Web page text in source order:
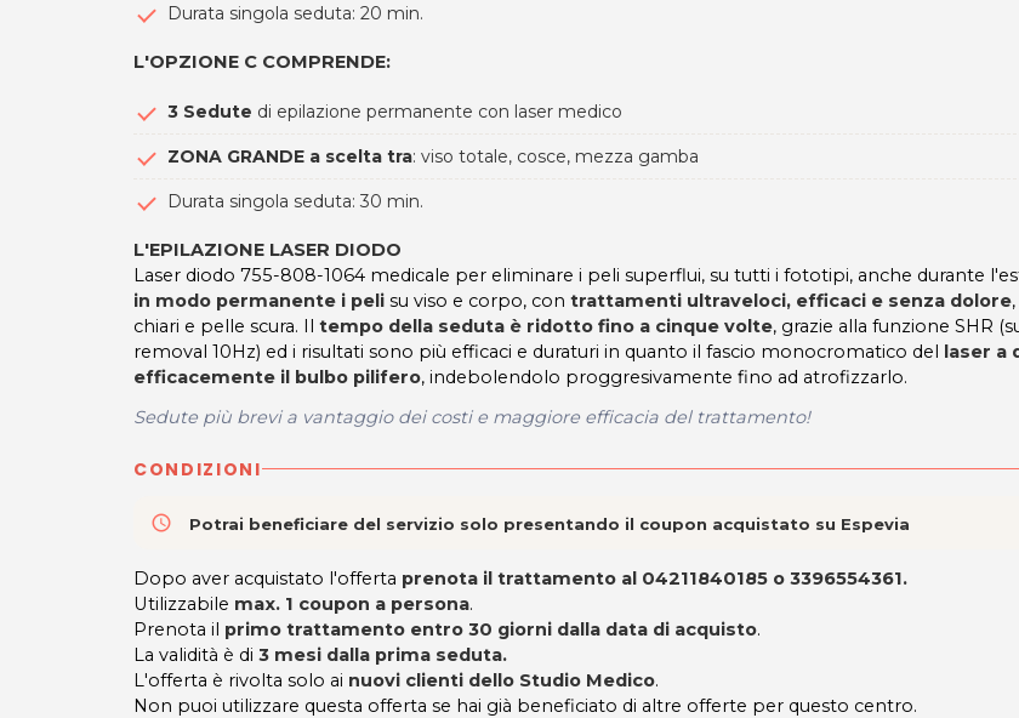
Durata singola seduta: 20 min.
L'OPZIONE C COMPRENDE:
3 Sedute di epilazione permanente con laser medico
ZONA GRANDE a scelta tra: viso totale, cosce, mezza gamba
Durata singola seduta: 30 min.
L'EPILAZIONE LASER DIODO
Laser diodo 755-808-1064 medicale per eliminare i peli superflui, su tutti i fototipi, anche durante
in modo permanente i peli su viso e corpo, con trattamenti ultraveloci, efficaci e senza dolore
chiari e pelle scura. Il tempo della seduta è ridotto fino a cinque volte, grazie alla funzione SHR
removal 10Hz) ed i risultati sono più efficaci e duraturi in quanto il fascio monocromatico del laser a
efficacemente il bulbo pilifero, indebolendolo proggresivamente fino ad atrofizzarlo.
Sedute più brevi a vantaggio dei costi e maggiore efficacia del trattamento!
CONDIZIONI
access_time Potrai beneficiare del servizio solo presentando il coupon acquistato su Espevia
Dopo aver acquistato l'offerta prenota il trattamento al 04211840185 o 3396554361.
Utilizzabile max. 1 coupon a persona.
Prenota il primo trattamento entro 30 giorni dalla data di acquisto.
La validità è di 3 mesi dalla prima seduta.
L'offerta è rivolta solo ai nuovi clienti dello Studio Medico.
Non puoi utilizzare questa offerta se hai già beneficiato di altre offerte per questo centro.